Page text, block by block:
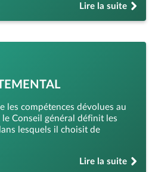
Lire la suite
de « Archives du
les compétences dévolues au
Conseil général définit les
lesquels il choisit de
Lire la suite
de « Conseil